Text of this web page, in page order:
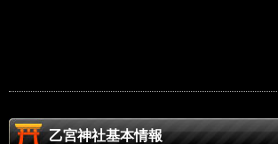
乙宮神社基本情報